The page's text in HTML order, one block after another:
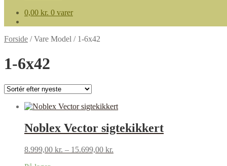
0,00 kr. 0 varer
Forside /Vare Model / 1-6x42
1-6x42
Noblex Vector sigtekikkert
8.999,00 kr. – 15.699,00 kr.